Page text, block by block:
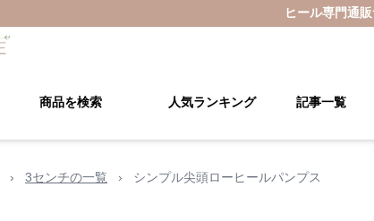
ヒール専門通販
商品を検索 人気ランキング 記事一覧
› 3センチの一覧 › シンプル尖頭ローヒールパンプス